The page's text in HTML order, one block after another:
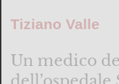
Tiziano Valle
Un medico